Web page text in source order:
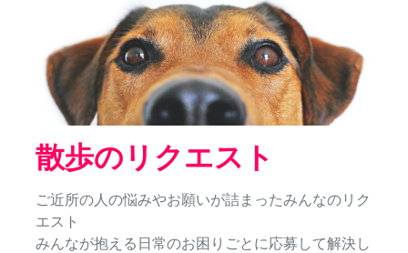
散歩のリクエスト
ご近所の人の悩みやお願いが詰まったみんなのリク
エスト
みんなが抱える日常のお困りごとに応募して解決し